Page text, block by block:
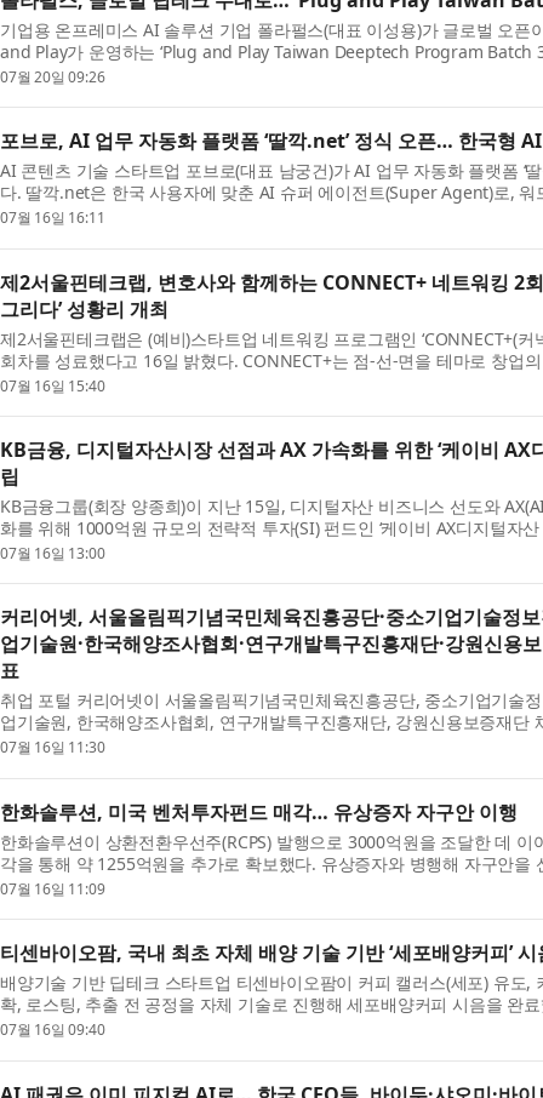
기업용 온프레미스 AI 솔루션 기업 폴라펄스(대표 이성용)가 글로벌 오픈
and Play가 운영하는 ‘Plug and Play Taiwan Deeptech Program Batch
혔다. 폴라펄스는 지난 7월 14...
07월 20일 09:26
포브로, AI 업무 자동화 플랫폼 ‘딸깍.net’ 정식 오픈… 한국형
AI 콘텐츠 기술 스타트업 포브로(대표 남궁건)가 AI 업무 자동화 플랫폼 ‘
다. 딸깍.net은 한국 사용자에 맞춘 AI 슈퍼 에이전트(Super Agent)로, 워
부터 이미지·카드뉴스·동영...
07월 16일 16:11
제2서울핀테크랩, 변호사와 함께하는 CONNECT+ 네트워킹 2
그리다’ 성황리 개최
제2서울핀테크랩은 (예비)스타트업 네트워킹 프로그램인 ‘CONNECT+(커
회차를 성료했다고 16일 밝혔다. CONNECT+는 점-선-면을 테마로 창업의
향’을 그리고, 혁신의 ‘장’을 ...
07월 16일 15:40
KB금융, 디지털자산시장 선점과 AX 가속화를 위한 ‘케이비 AX
립
KB금융그룹(회장 양종희)이 지난 15일, 디지털자산 비즈니스 선도와
화를 위해 1000억원 규모의 전략적 투자(SI) 펀드인 ‘케이비 AX디지털자
금융 주요 계열사인 KB국민은...
07월 16일 13:00
커리어넷, 서울올림픽기념국민체육진흥공단·중소기업기술정
업기술원·한국해양조사협회·연구개발특구진흥재단·강원신용
표
취업 포털 커리어넷이 서울올림픽기념국민체육진흥공단, 중소기업기술
업기술원, 한국해양조사협회, 연구개발특구진흥재단, 강원신용보증재단
했다. 서울올림픽기념국민체육진흥...
07월 16일 11:30
한화솔루션, 미국 벤처투자펀드 매각… 유상증자 자구안 이행
한화솔루션이 상환전환우선주(RCPS) 발행으로 3000억원을 조달한 데
각을 통해 약 1255억원을 추가로 확보했다. 유상증자와 병행해 자구안을
평가사들은 이를 반영해 올해 6...
07월 16일 11:09
티센바이오팜, 국내 최초 자체 배양 기술 기반 ‘세포배양커피’
배양기술 기반 딥테크 스타트업 티센바이오팜이 커피 캘러스(세포) 유도,
확, 로스팅, 추출 전 공정을 자체 기술로 진행해 세포배양커피 시음을 완
을 자체 기술로 구현해 시...
07월 16일 09:40